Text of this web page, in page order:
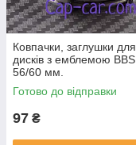
Ковпачки, заглушки для
дисків з емблемою BBS.
56/60 мм.
Готово до відправки
97 ₴